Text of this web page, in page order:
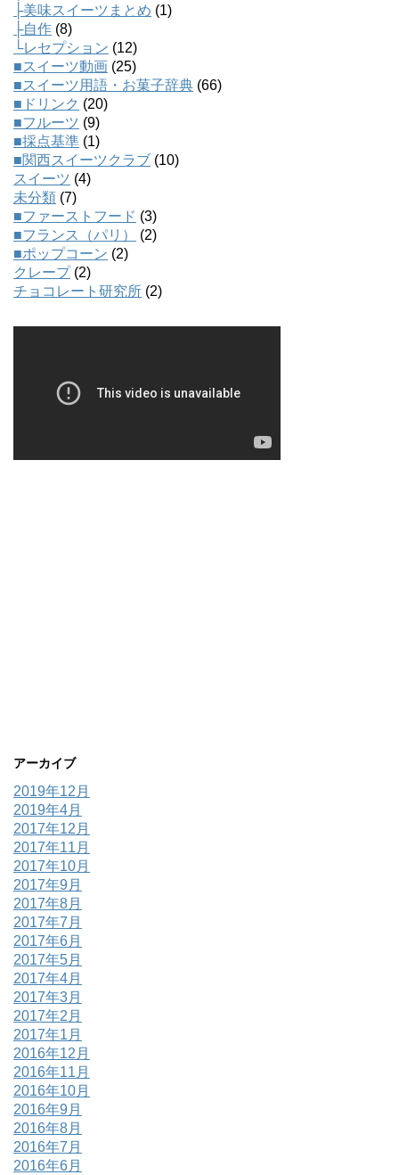
├美味スイーツまとめ (1)
├自作 (8)
└レセプション (12)
■スイーツ動画 (25)
■スイーツ用語・お菓子辞典 (66)
■ドリンク (20)
■フルーツ (9)
■採点基準 (1)
■関西スイーツクラブ (10)
スイーツ (4)
未分類 (7)
■ファーストフード (3)
■フランス（パリ）
(2)
■ポップコーン (2)
クレープ(2)
チョコレート研究所 (2)
アーカイブ
2019年12月
2019年4月
2017年12月
2017年11月
2017年10月
2017年9月
2017年8月
2017年7月
2017年6月
2017年5月
2017年4月
2017年3月
2017年2月
2017年1月
2016年12月
2016年11月
2016年10月
2016年9月
2016年8月
2016年7月
2016年6月